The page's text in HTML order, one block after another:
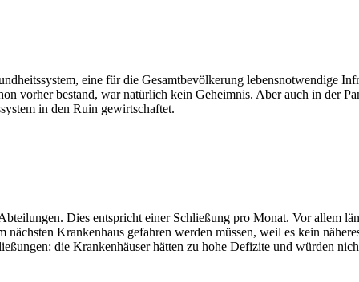
eine für die Gesamtbevölkerung lebensnotwendige
vorher bestand, war natürlich kein Geheimnis. Aber auch in der
in den Ruin gewirtschaftet.
Dies entspricht einer Schließung pro Monat. Vor allem
Krankenhaus gefahren werden müssen, weil es kein
die Krankenhäuser hätten zu hohe Defizite und würden